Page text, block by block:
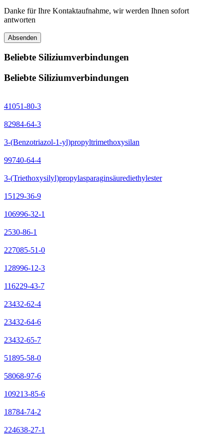
Danke für Ihre Kontaktaufnahme, wir werden Ihnen sofort
antworten
Absenden
Beliebte Siliziumverbindungen
Beliebte Siliziumverbindungen
41051-80-3
82984-64-3
3-(Benzotriazol-1-yl)propyltrimethoxysilan
99740-64-4
3-(Triethoxysilyl)propylasparaginsäurediethylester
15129-36-9
106996-32-1
2530-86-1
227085-51-0
128996-12-3
116229-43-7
23432-62-4
23432-64-6
23432-65-7
51895-58-0
58068-97-6
109213-85-6
18784-74-2
224638-27-1